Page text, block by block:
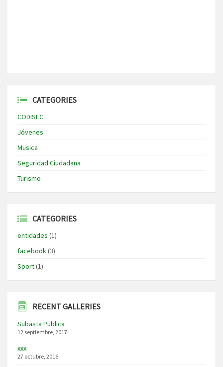
CATEGORIES
CODISEC
Jóvenes
Musica
Seguridad Ciudadana
Turismo
CATEGORIES
entidades (1)
facebook(3)
Sport(1)
RECENT GALLERIES
Subasta Publica
12 septiembre, 2017
xxx
27 octubre, 2016